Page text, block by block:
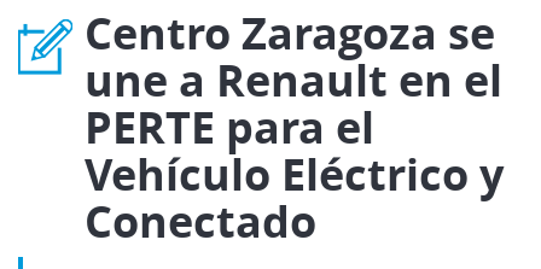
Centro Zaragoza se
une a Renault en el
PERTE para el
Vehículo Eléctrico y
Conectado